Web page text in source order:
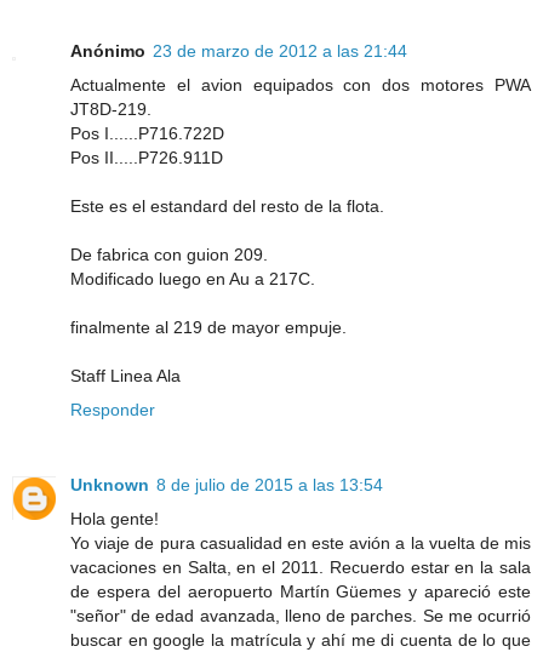
Anónimo 23 de marzo de 2012 a las 21:44
Actualmente el avion equipados con dos motores PWA
JT8D-219.
Pos I......P716.722D
Pos II.....P726.911D
Este es el estandard del resto de la flota.
De fabrica con guion 209.
Modificado luego en Au a 217C.
finalmente al 219 de mayor empuje.
Staff Linea Ala
Responder
Unknown 8 de julio de 2015 a las 13:54
Hola gente!
Yo viaje de pura casualidad en este avión a la vuelta de mis
vacaciones en Salta, en el 2011. Recuerdo estar en la sala
de espera del aeropuerto Martín Güemes y apareció este
"señor" de edad avanzada, lleno de parches. Se me ocurrió
buscar en google la matrícula y ahí me di cuenta de lo que